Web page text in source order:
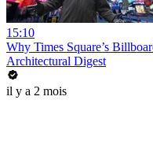
15:10
Why Times Square’s
Architectural Digest
il y a 2 mois